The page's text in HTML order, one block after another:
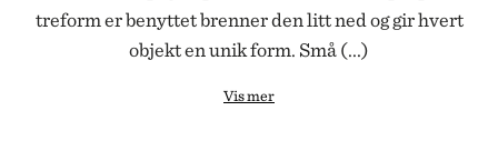
treform er benyttet brenner den litt ned og gir hvert
objekt en unik form. Små (...)
Vis mer